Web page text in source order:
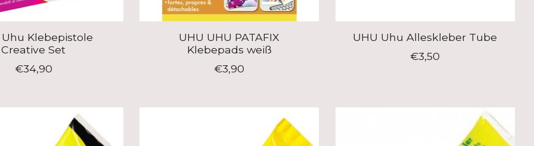
Uhu Klebepistole
Creative Set
€34,90
UHU UHU PATAFIX
Klebepads weiß
€3,90
UHU Uhu Alleskleber Tube
€3,50